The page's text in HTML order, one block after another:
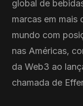
global de
marcas em mais
mundo com
nas Américas,
da Web3 ao
chamada de